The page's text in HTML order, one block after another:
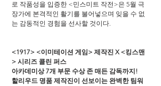
로 작품성을 입증한 <민스미트 작전>은 5월 극
장가에 본격적인 활기를 불어넣으며 잊을 수 없
는 감동적인 경험을 선사할 것이다.
<1917> <이미테이션 게임> 제작진 X <킹스맨
> 시리즈 콜린 퍼스
아카데미상 7개 부문 수상 존 매든 감독까지!
할리우드 명품 제작진이 선보이는 완벽한 팀워